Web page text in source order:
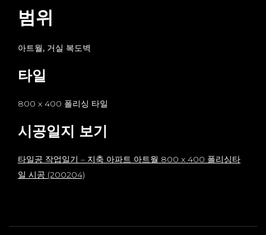
범위
아트월, 거실 복도벽
타일
800 x 400 폴리싱 타일
시공일지 보기
타일공 작업일기 – 지축 아파트 아트월 800 x 400 폴리싱타
일 시공 (200204)